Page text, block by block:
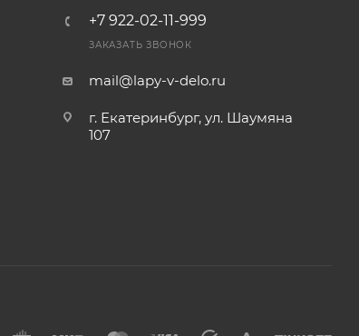
+7 922-02-11-999
ЗАКАЗАТЬ ЗВОНОК
mail@lapy-v-delo.ru
г. Екатеринбург, ул. Шаумяна
107